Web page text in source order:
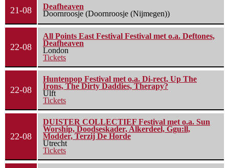
21-08
Deafheaven
Doornroosje (Doornroosje (Nijmegen))
22-08
All Points East Festival Festival met o.a. Deftones,
Deafheaven
London
Tickets
22-08
Huntenpop Festival met o.a. Di-rect, Up The
Irons, The Dirty Daddies, Therapy?
Ulft
Tickets
22-08
DUISTER COLLECTIEF Festival met o.a. Sun
Worship, Doodseskader, Alkerdeel, Ggu:ll,
Modder, Terzij De Horde
Utrecht
Tickets